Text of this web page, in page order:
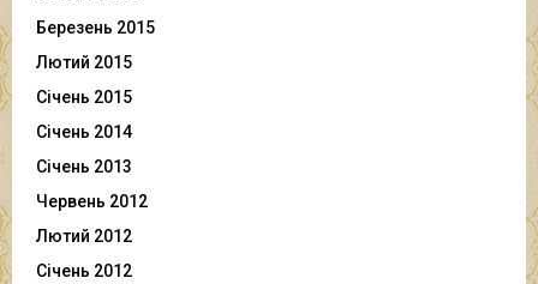
Березень 2015
Лютий 2015
Січень 2015
Січень 2014
Січень 2013
Червень 2012
Лютий 2012
Січень 2012